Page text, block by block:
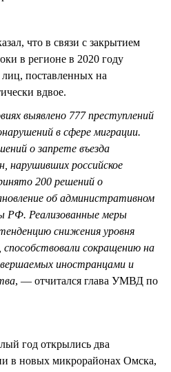
что в связи с закрытием
в регионе в 2020 году
поставленных на
вдвое.
выявлено 777 преступлений
в сфере миграции.
о запрете въезда
нарушивших российское
200 решений о
об административном
РФ. Реализованные меры
снижения уровня
способствовали сокращению на
иностранцами и
, — отчитался глава УМВД по
год открылись два
в новых микрорайонах Омска,